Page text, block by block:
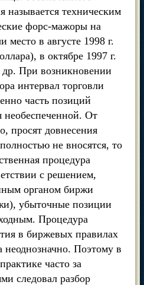
называется техническим
форс-мажоры на
место в августе 1998 г.
в октябре 1997 г.
При возникновении
интервал торговли
часть позиций
необеспеченной. От
просят довнесения
не вносятся, то
процедура
с решением,
органом биржи
убыточные позиции
Процедура
в биржевых правилах
неоднозначно. Поэтому в
часто за
следовал разбор